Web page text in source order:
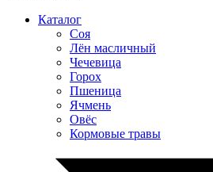
Каталог
Соя
Лён масличный
Чечевица
Горох
Пшеница
Ячмень
Овёс
Кормовые травы